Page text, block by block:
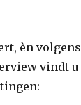
èn
vindt u